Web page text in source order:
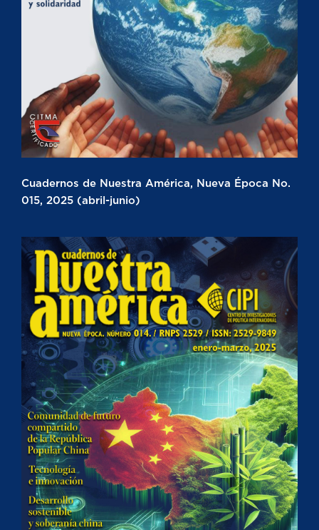
Cuadernos de Nuestra América, Nueva Época No.
015, 2025 (abril-junio)